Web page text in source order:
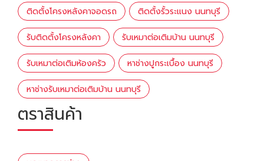
ติดตั้งโครงหลังคาจอดรถ ติดตั้งรั้วระแนง นนทบุรี
รับติดตั้งโครงหลังคา รับเหมาต่อเติมบ้าน นนทบุรี
รับเหมาต่อเติมห้องครัว หาช่างปูกระเบื้อง นนทบุรี
หาช่างรับเหมาต่อเติมบ้าน นนทบุรี
ตราสินค้า